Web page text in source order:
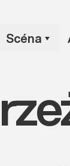
Scéna